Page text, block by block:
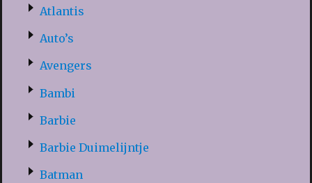
Atlantis
Auto’s
Avengers
Bambi
Barbie
Barbie Duimelijntje
Batman